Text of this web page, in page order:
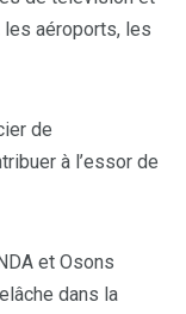
les aéroports, les
de
à l’essor de
et Osons
dans la